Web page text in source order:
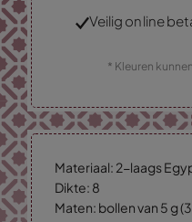
Veilig online
* Kleuren
Materiaal: 2-laags
Dikte: 8
Maten: bollen van 5 g